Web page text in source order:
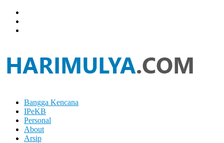
Skip
content
Hari
Mulya
Bangga Kencana
IPeKB
Personal
About
Arsip